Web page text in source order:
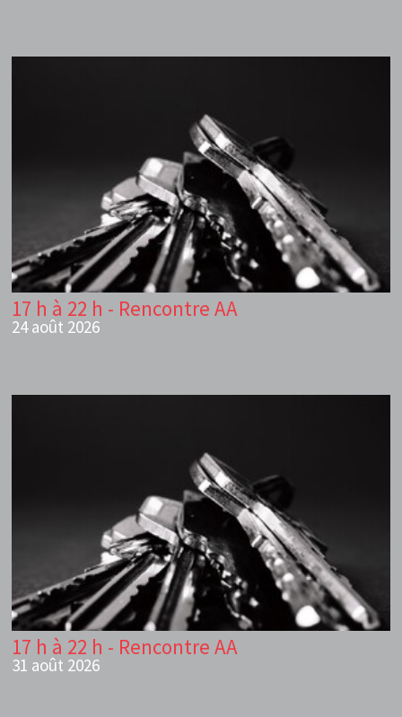
17 h à 22 h - Rencontre AA
24 août 2026
17 h à 22 h - Rencontre AA
31 août 2026